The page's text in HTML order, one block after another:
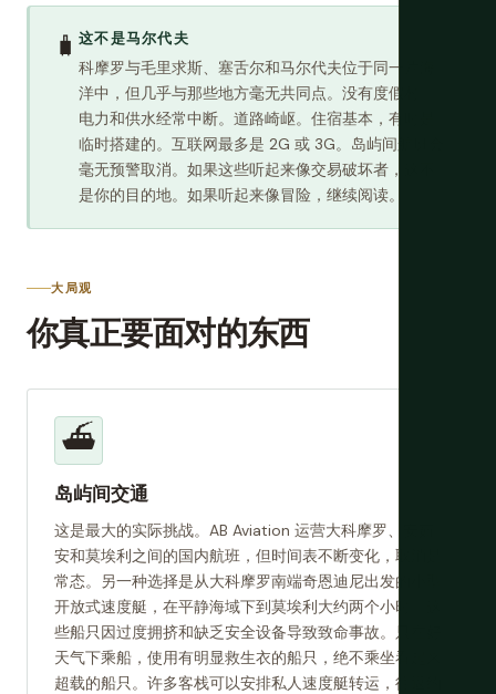
🧳 这不是马尔代夫
科摩罗与毛里求斯、塞舌尔和马尔代夫位于同一片海
洋中，但几乎与那些地方毫无共同点。没有度假村。
电力和供水经常中断。道路崎岖。住宿基本，有时是
临时搭建的。互联网最多是 2G 或 3G。岛屿间航班会
毫无预警取消。如果这些听起来像交易破坏者，这不
是你的目的地。如果听起来像冒险，继续阅读。
大局观
你真正要面对的东西
⛴️
岛屿间交通
这是最大的实际挑战。AB Aviation 运营大科摩罗、安茹
安和莫埃利之间的国内航班，但时间表不断变化，取消是
常态。另一种选择是从大科摩罗南端奇恩迪尼出发的小型
开放式速度艇，在平静海域下到莫埃利大约两个小时。这
些船只因过度拥挤和缺乏安全设备导致致命事故。只在好
天气下乘船，使用有明显救生衣的船只，绝不乘坐看起来
超载的船只。许多客栈可以安排私人速度艇转运，往返约